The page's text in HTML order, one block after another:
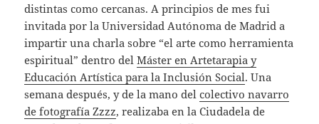
distintas como cercanas. A principios de mes fui
invitada por la Universidad Autónoma de Madrid a
impartir una charla sobre “el arte como herramienta
espiritual” dentro delMáster en Artetarapia y
Educación Artística para la Inclusión Social. Una
semana después, y de la mano delcolectivo navarro
de fotografía Zzzz, realizaba en la Ciudadela de